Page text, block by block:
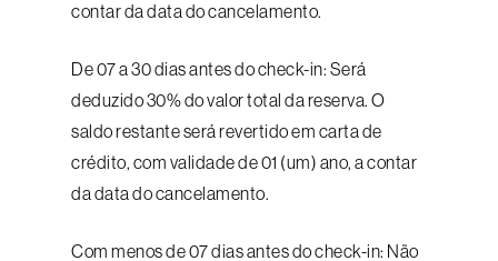
contar da data do cancelamento.
De 07 a 30 dias antes do check-in: Será
deduzido 30% do valor total da reserva. O
saldo restante será revertido em carta de
crédito, com validade de 01 (um) ano, a contar
da data do cancelamento.
Com menos de 07 dias antes do check-in: Não